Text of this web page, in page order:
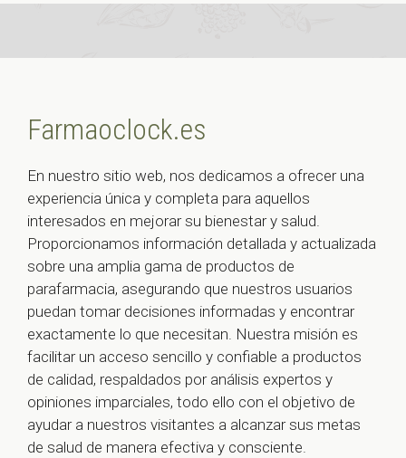
Farmaoclock.es
En nuestro sitio web, nos dedicamos a ofrecer una
experiencia única y completa para aquellos
interesados en mejorar su bienestar y salud.
Proporcionamos información detallada y actualizada
sobre una amplia gama de productos de
parafarmacia, asegurando que nuestros usuarios
puedan tomar decisiones informadas y encontrar
exactamente lo que necesitan. Nuestra misión es
facilitar un acceso sencillo y confiable a productos
de calidad, respaldados por análisis expertos y
opiniones imparciales, todo ello con el objetivo de
ayudar a nuestros visitantes a alcanzar sus metas
de salud de manera efectiva y consciente.